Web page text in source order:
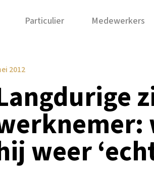
Particulier Medewerkers
2012
weer